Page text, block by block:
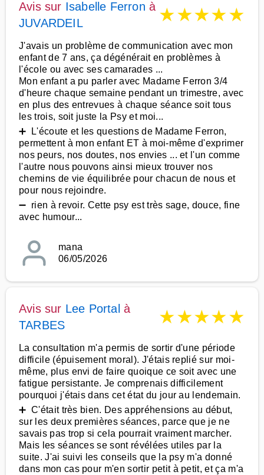
Avis sur Isabelle Ferron à
JUVARDEIL
★★★★★
J'avais un problème de communication avec mon
enfant de 7 ans, ça dégénérait en problèmes à
l'école ou avec ses camarades ...
Mon enfant a pu parler avec Madame Ferron 3/4
d'heure chaque semaine pendant un trimestre, avec
en plus des entrevues à chaque séance soit tous
les trois, soit juste la Psy et moi...
➕ L'écoute et les questions de Madame Ferron,
permettent à mon enfant ET à moi-même d'exprimer
nos peurs, nos doutes, nos envies ... et l'un comme
l'autre nous pouvons ainsi mieux trouver nos
chemins de vie équilibrée pour chacun de nous et
pour nous rejoindre.
➖ rien à revoir. Cette psy est très sage, douce, fine
avec humour...
mana
06/05/2026
Avis sur Lee Portal à
TARBES
★★★★★
La consultation m'a permis de sortir d'une période
difficile (épuisement moral). J'étais replié sur moi-
même, plus envi de faire quoique ce soit avec une
fatigue persistante. Je comprenais difficilement
pourquoi j'étais dans cet état du jour au lendemain.
➕ C'était très bien. Des appréhensions au début,
sur les deux premières séances, parce que je ne
savais pas trop si cela pourrait vraiment marcher.
Mais les séances se sont révélées utiles par la
suite. J'ai suivi les conseils que la psy m'a donné
dans mon cas pour m'en sortir petit à petit, et ça m'a